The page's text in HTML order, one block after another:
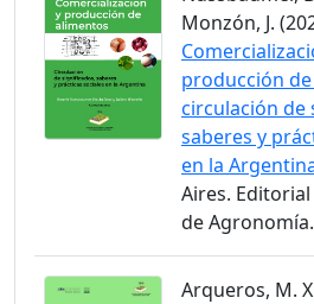
Monzón, J.
producción
circulación de
saberes y
en la
Aires.
de Agronomía.
Arqueros, M.